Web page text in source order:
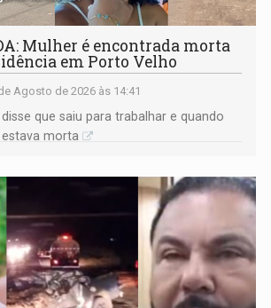
Mulher é encontrada morta
em Porto Velho
Agosto de 2026 às 14:41
que saiu para trabalhar e quando
morta